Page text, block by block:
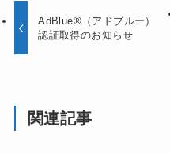
AdBlue®（アドブルー）
認証取得のお知らせ
関連記事